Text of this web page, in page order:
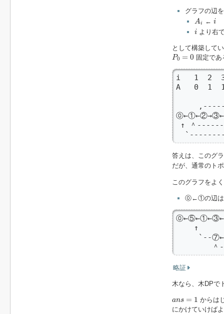
グラフの辺
A i
A ← i
i より右
として構築して
P0 = 0
P0= 0 固定で
i   1  2
A   0  1
↑ ＾
答えは、このグ
だが、通常のト
このグラフをよ
⓪←①の辺は
↑
`--
＾
略証
木なら、木DPで
ans = 1 からは
にかけていけば